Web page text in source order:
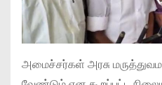
அமைச்சர்கள் அரசு